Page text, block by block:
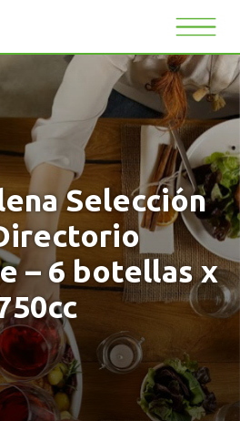
Selección
– 6 botellas x